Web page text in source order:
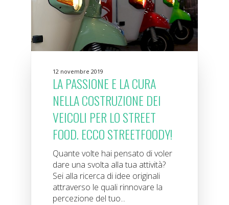
12 novembre 2019
LA PASSIONE E LA CURA
NELLA COSTRUZIONE DEI
VEICOLI PER LO STREET
FOOD. ECCO STREETFOODY!
Quante volte hai pensato di voler
dare una svolta alla tua attività?
Sei alla ricerca di idee originali
attraverso le quali rinnovare la
percezione del tuo...